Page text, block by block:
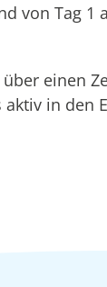
von Tag 1
einen
in den